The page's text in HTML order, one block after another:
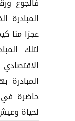
فالجوع
عجزا منا
لتلك
المبادرة
حاضرة في
لحياة